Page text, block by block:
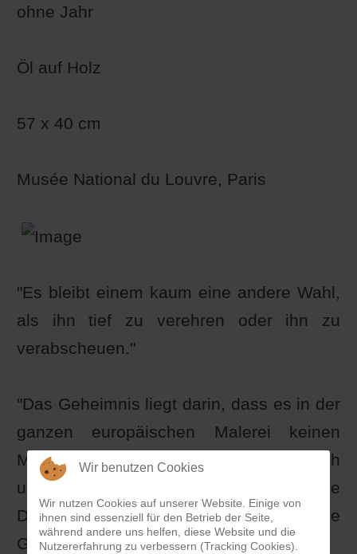
ohne Jahr
Öl auf Holz
57 x 40 cm
Musée National du Louvre, Paris
"Es bleibt einem kaum eine andere Wahl,
als ihn tief zu verehren oder ihn zu
verabscheuen."
"Das Geheimnis liegt darin, dass es in der
ganzen europäischen Malerei keinen
Maler gegeben hat, der ähnlich
unbekümmert um die inhaltliche
Darstellung und so auf die künstlerische
Gestalt bedacht war wie er."
Wir benutzen Cookies
Wir nutzen Cookies auf unserer Website. Einige von
ihnen sind essenziell für den Betrieb der Seite,
während andere uns helfen, diese Website und die
Nutzererfahrung zu verbessern (Tracking Cookies).